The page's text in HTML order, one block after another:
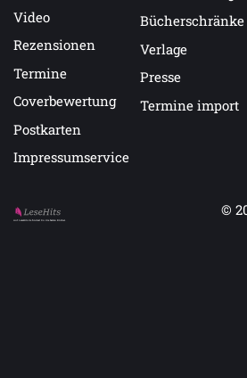
Video
Rezensionen
Termine
Coverbewertung
Postkarten
Impressumservice
Bücherschränke
Verlage
Presse
Termine import
Auf LeseHits.de findest Du die besten Bücher.
©